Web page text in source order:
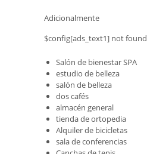
Adicionalmente
$config[ads_text1] not found
Salón de bienestar SPA
estudio de belleza
salón de belleza
dos cafés
almacén general
tienda de ortopedia
Alquiler de bicicletas
sala de conferencias